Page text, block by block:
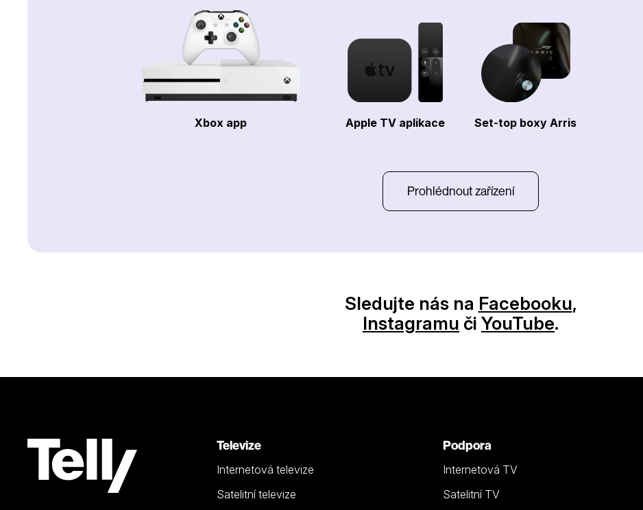
Xbox app Apple TV aplikace Set-top boxy Arris
Prohlédnout zařízení
Sledujte nás na Facebooku,
Instagramu či YouTube.
Televize
Internetová televize
Satelitní televize
Podpora
Internetová TV
Satelitní TV